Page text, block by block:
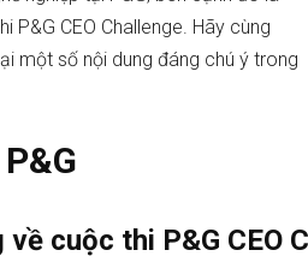
P&G CEO Challenge. Hãy cùng
một số nội dung đáng chú ý trong
cuộc thi P&G CEO